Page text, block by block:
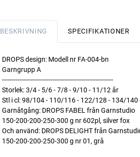
BESKRIVNING SPECIFIKATIONER
DROPS design: Modell nr FA-004-bn
Garngrupp A
---------------------------------------------------------
Storlek: 3/4 - 5/6 - 7/8 - 9/10 - 11/12 år
Stl i cl: 98/104 - 110/116 - 122/128 - 134/140
Garnåtgång: DROPS FABEL från Garnstudio
150-200-200-250-300 g nr 602pl, silver fox
Och använd: DROPS DELIGHT från
150-200-200-250-300 g nr 01, grå